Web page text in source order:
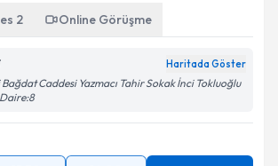
2 Online Görüşme
Haritada Göster
Caddesi Yazmacı Tahir Sokak İnci Tokluoğlu